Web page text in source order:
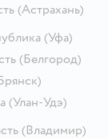
(Астрахань)
(Уфа)
(Белгород)
(Улан-Удэ)
(Владимир)